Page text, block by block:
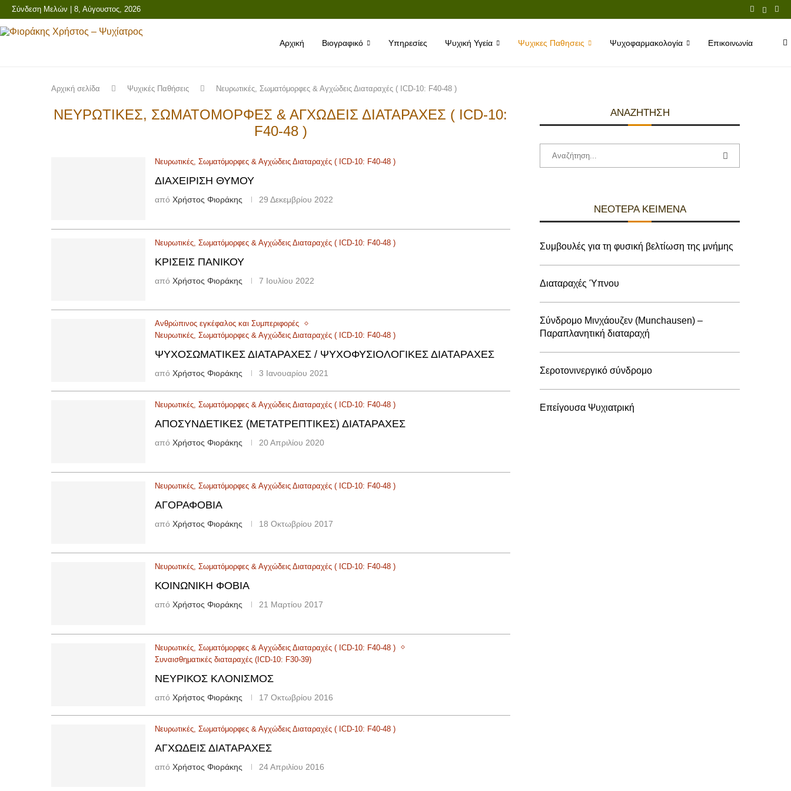
Σύνδεση Μελών | 8, Αύγουστος, 2026
Αρχική Βιογραφικό Υπηρεσίες Ψυχική Υγεία Ψυχικες Παθησεις Ψυχοφαρμακολογία Επικοινωνία
Αρχική σελίδα Ψυχικές Παθήσεις Νευρωτικές, Σωματόμορφες & Αγχώδεις Διαταραχές ( ICD-10: F40-48 )
ΝΕΥΡΩΤΙΚΈΣ, ΣΩΜΑΤΌΜΟΡΦΕΣ & ΑΓΧΏΔΕΙΣ ΔΙΑΤΑΡΑΧΈΣ ( ICD-10:
F40-48 )
Νευρωτικές, Σωματόμορφες & Αγχώδεις Διαταραχές ( ICD-10: F40-48 )
ΔΙΑΧΕΊΡΙΣΗ ΘΥΜΟΎ
από Χρήστος Φιοράκης 29 Δεκεμβρίου 2022
Νευρωτικές, Σωματόμορφες & Αγχώδεις Διαταραχές ( ICD-10: F40-48 )
ΚΡΊΣΕΙΣ ΠΑΝΙΚΟΎ
από Χρήστος Φιοράκης 7 Ιουλίου 2022
Ανθρώπινος εγκέφαλος και Συμπεριφορές
Νευρωτικές, Σωματόμορφες & Αγχώδεις Διαταραχές ( ICD-10: F40-48 )
ΨΥΧΟΣΩΜΑΤΙΚΈΣ ΔΙΑΤΑΡΑΧΈΣ / ΨΥΧΟΦΥΣΙΟΛΟΓΙΚΈΣ ΔΙΑΤΑΡΑΧΈΣ
από Χρήστος Φιοράκης 3 Ιανουαρίου 2021
Νευρωτικές, Σωματόμορφες & Αγχώδεις Διαταραχές ( ICD-10: F40-48 )
ΑΠΟΣΥΝΔΕΤΙΚΈΣ (ΜΕΤΑΤΡΕΠΤΙΚΈΣ) ΔΙΑΤΑΡΑΧΈΣ
από Χρήστος Φιοράκης 20 Απριλίου 2020
Νευρωτικές, Σωματόμορφες & Αγχώδεις Διαταραχές ( ICD-10: F40-48 )
ΑΓΟΡΑΦΟΒΊΑ
από Χρήστος Φιοράκης 18 Οκτωβρίου 2017
Νευρωτικές, Σωματόμορφες & Αγχώδεις Διαταραχές ( ICD-10: F40-48 )
ΚΟΙΝΩΝΙΚΉ ΦΟΒΊΑ
από Χρήστος Φιοράκης 21 Μαρτίου 2017
Νευρωτικές, Σωματόμορφες & Αγχώδεις Διαταραχές ( ICD-10: F40-48 )
Συναισθηματικές διαταραχές (ICD-10: F30-39)
ΝΕΥΡΙΚΌΣ ΚΛΟΝΙΣΜΌΣ
από Χρήστος Φιοράκης 17 Οκτωβρίου 2016
Νευρωτικές, Σωματόμορφες & Αγχώδεις Διαταραχές ( ICD-10: F40-48 )
ΑΓΧΏΔΕΙΣ ΔΙΑΤΑΡΑΧΈΣ
από Χρήστος Φιοράκης 24 Απριλίου 2016
ΑΝΑΖΉΤΗΣΗ
ΝΕΌΤΕΡΑ ΚΕΊΜΕΝΑ
Συμβουλές για τη φυσική βελτίωση της μνήμης
Διαταραχές Ύπνου
Σύνδρομο Μινχάουζεν (Munchausen) –
Παραπλανητική διαταραχή
Σεροτονινεργικό σύνδρομο
Επείγουσα Ψυχιατρική